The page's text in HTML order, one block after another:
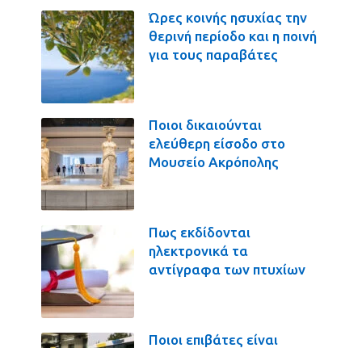
Ώρες κοινής ησυχίας την
θερινή περίοδο και η ποινή
για τους παραβάτες
Ποιοι δικαιούνται
ελεύθερη είσοδο στο
Μουσείο Ακρόπολης
Πως εκδίδονται
ηλεκτρονικά τα
αντίγραφα των πτυχίων
Ποιοι επιβάτες είναι